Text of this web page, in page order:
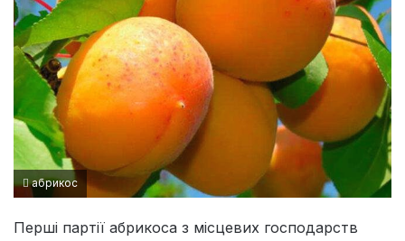
абрикос
Перші партії абрикоса з місцевих господарств